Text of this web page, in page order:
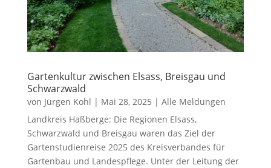
Gartenkultur zwischen Elsass, Breisgau und
Schwarzwald
von Jürgen Kohl | Mai 28, 2025 | Alle Meldungen
Landkreis Haßberge: Die Regionen Elsass,
Schwarzwald und Breisgau waren das Ziel der
Gartenstudienreise 2025 des Kreisverbandes für
Gartenbau und Landespflege. Unter der Leitung der